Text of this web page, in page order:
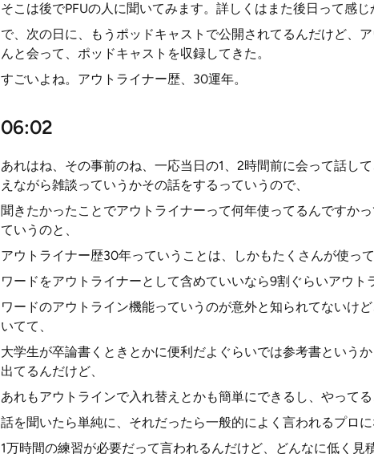
そこは後でPFUの人に聞いてみます。詳しくはまた後日って感じ
で、次の日に、もうポッドキャストで公開されてるんだけど、
んと会って、ポッドキャストを収録してきた。
すごいよね。アウトライナー歴、30運年。
06:02
あれはね、その事前のね、一応当日の1、2時間前に会って話し
えながら雑談っていうかその話をするっていうので、
聞きたかったことでアウトライナーって何年使ってるんですか
ていうのと、
アウトライナー歴30年っていうことは、しかもたくさんが使っ
ワードをアウトライナーとして含めていいなら9割ぐらいアウト
ワードのアウトライン機能っていうのが意外と知られてないけ
いてて、
大学生が卒論書くときとかに便利だよぐらいでは参考書という
出てるんだけど、
あれもアウトラインで入れ替えとかも簡単にできるし、やってる
話を聞いたら単純に、それだったら一般的によく言われるプロ
1万時間の練習が必要だって言われるんだけど、どんなに低く見